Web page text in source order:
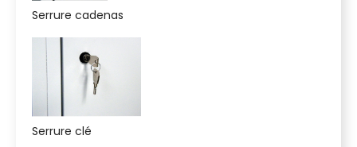
Serrure cadenas
Serrure clé